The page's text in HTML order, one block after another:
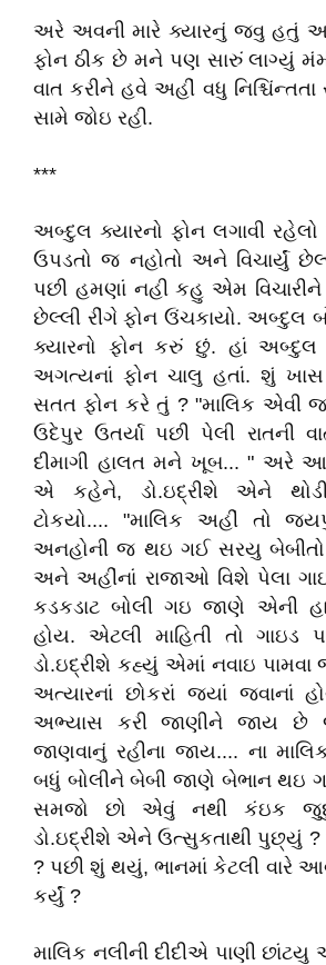
અરે અવની મારે ક્યારનું જવુ હતું
ફોન ઠીક છે મને પણ સારું લાગ્યું
વાત કરીને હવે અહીં વધુ
સામે જોઇ રહી.
***
અબ્દુલ ક્યારનો ફોન લગાવી
ઉપડતો જ નહોતો અને વિચાર્યું
પછી હમણાં નહી કહુ એમ
છેલ્લી રીંગે ફોન ઉંચકાયો. અબ્દુલ
ક્યારનો ફોન કરું છું. હાં અબ્દુલ
અગત્યનાં ફોન ચાલુ હતાં. શું
સતત ફોન કરે તું ? "માલિક એવી
ઉદેપુર ઉતર્યા પછી પેલી રાતની
દીમાગી હાલત મને ખૂબ... " અરે
એ કહેને, ડો.ઇદ્રીશે એને
ટોકયો.... "માલિક અહીં તો
અનહોની જ થઇ ગઈ સરયુ બેબીતો
અને અહીંનાં રાજાઓ વિશે પેલા
કડકડાટ બોલી ગઇ જાણે એની
હોય. એટલી માહિતી તો ગાઇડ
ડો.ઇદ્રીશે કહ્યું એમાં નવાઇ
અત્યારનાં છોકરાં જ્યાં જવાનાં
અભ્યાસ કરી જાણીને જાય છે
જાણવાનું રહીના જાય.... ના
બધું બોલીને બેબી જાણે બેભાન થઇ
સમજો છો એવું નથી કંઇક
ડો.ઇદ્રીશે એને ઉત્સુકતાથી પુછ્યું
? પછી શું થયું, ભાનમાં કેટલી વારે
કર્યું ?
માલિક નલીની દીદીએ પાણી